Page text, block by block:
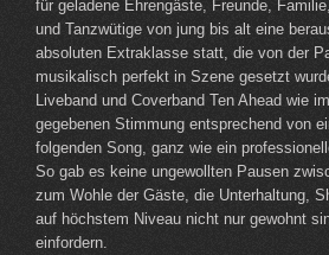
für geladene Ehrengäste, Freunde,
und Tanzwütige von jung bis alt eine
absoluten Extraklasse statt, die von der
musikalisch perfekt in Szene gesetzt
Liveband und Coverband Ten Ahead wie
gegebenen Stimmung entsprechend von
folgenden Song, ganz wie ein
So gab es keine ungewollten Pausen
zum Wohle der Gäste, die Unterhaltung,
auf höchstem Niveau nicht nur gewohnt
einfordern.